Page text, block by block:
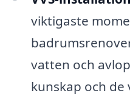
viktigaste
vatten och
kunskap och